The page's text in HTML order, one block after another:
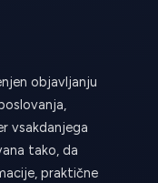
objavljanju
vsakdanjega
tako, da
praktične